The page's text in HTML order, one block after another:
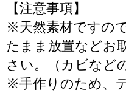
【注意事項】
※天然素材ですの
たまま放置などお
さい。（カビなど
※手作りのため、